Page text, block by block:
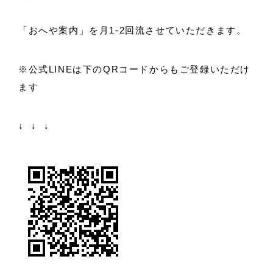
「おへや案内」を月1-2回流させていただきます。
※公式LINEは下のQRコードからもご登録いただけ
ます
↓ ↓ ↓